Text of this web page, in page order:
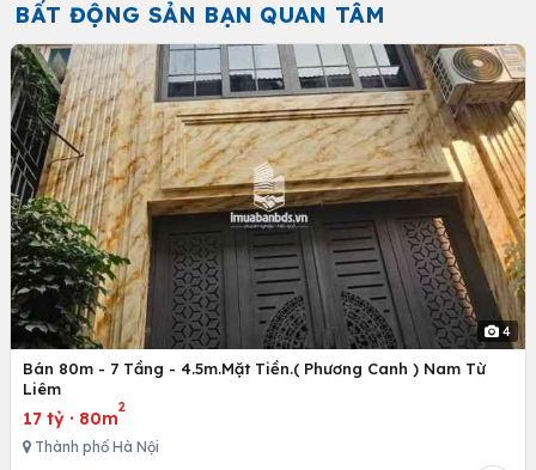
BẤT ĐỘNG SẢN BẠN QUAN TÂM
4
Bán 80m - 7 Tầng - 4.5m.Mặt Tiền.( Phương Canh ) Nam Từ
Liêm
17 tỷ · 80m
2
Thành phố Hà Nội